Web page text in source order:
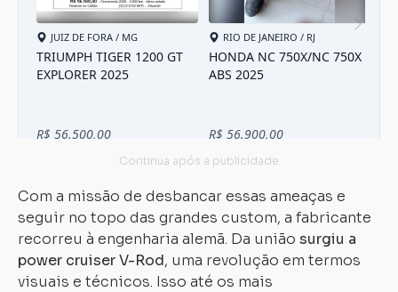
Com a missão de desbancar essas ameaças e
seguir no topo das grandes custom, a fabricante
recorreu à engenharia alemã. Da união surgiu a
power cruiser V-Rod, uma revolução em termos
visuais e técnicos. Isso até os mais